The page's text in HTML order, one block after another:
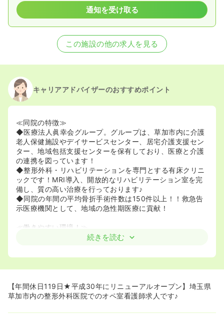
通知を受け取る
この施設の他の求人を見る
キャリアアドバイザーのおすすめポイント
≪同院の特徴≫
◆医療法人眞幸会グループ。グループは、草加市内に介護
老人保健施設やデイサービスセンター、居宅介護支援セン
ター、地域包括支援センターを保有しており、医療と介護
の連携を図っています！
◆整形外科・リハビリテーションを専門とする有床クリニ
ックです！MRI導入、開放的なリハビリテーション室を完
備し、質の高い治療を行っております♪
◆同院の年間の平均骨折手術件数は150件以上！！救急告
示医療機関として、地域の急性期医療に貢献！
≪働きやすい環境！≫
◆育児休業、介護休業取得実績があるなど、家庭と仕事の
◆同院では再雇用制度を起用しています！そのため、長く
イルに合わせた働き方ができます☆
◆無料駐車場があり、マイカー通勤が可能です★
続きを読む
【年間休日119日★平成30年にリニューアルオープン】埼玉県
草加市内の整形外科医院でのオペ室看護師求人です♪